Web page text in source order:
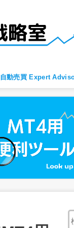
自動売買 Expert